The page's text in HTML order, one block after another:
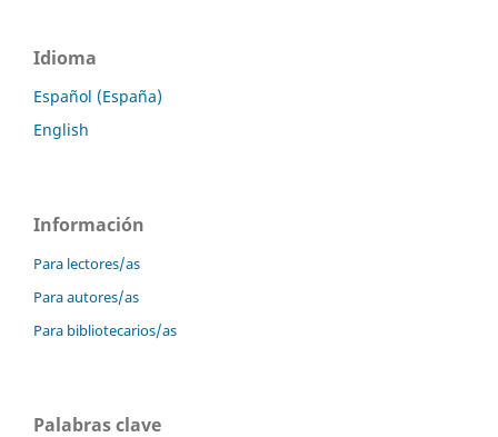
Idioma
Español (España)
English
Información
Para lectores/as
Para autores/as
Para bibliotecarios/as
Palabras clave